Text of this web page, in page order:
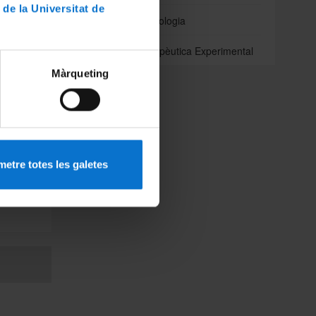
la Universitat de
Màrqueting
totes les galetes
de
els
la
va
i
els
Odontoestomatologia
Patologia i Terapèutica Experimental